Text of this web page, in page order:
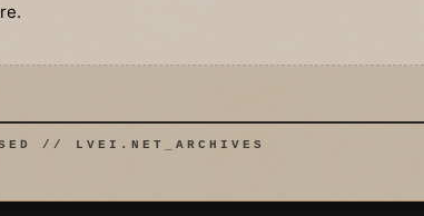
// LVEI.NET_ARCHIVES